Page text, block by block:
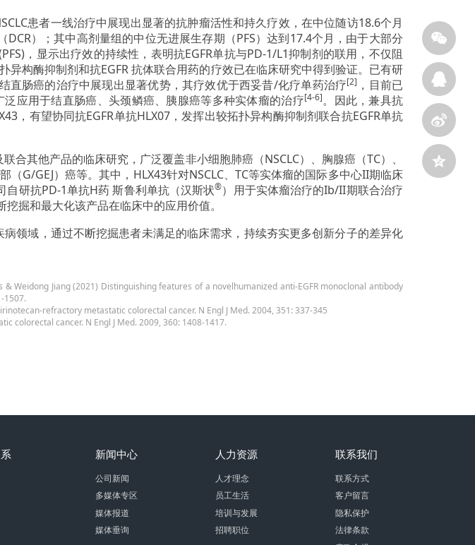
患者一线治疗中展现出显著的抗肿瘤活性和持久疗效，在中位随访18.6个月
）；其中高剂量组的中位无进展生存期（PFS）达到17.4个月，由于大部分
，显示出疗效的持续性，表明抗EGFR单抗与PD-1/L1抑制剂的联用，不仅阻
构酶抑制剂和抗EGFR 抗体联合用药的疗效已在临床研究中得到验证。已有研
直肠癌的治疗中展现出显著优势，其疗效优于西妥昔/化疗单药治疗[2] ，目前已
泛应用于结直肠癌、头颈鳞癌、胰腺癌等多种实体瘤的治疗[4-6]。因此，兼具抗
，有望协同抗EGFR单抗HLX07，发挥出较拓扑异构酶抑制剂联合抗EGFR单抗
其他产品的临床研究，广泛覆盖非小细胞肺癌（NSCLC）、胸腺癌（TC）、
G/GEJ）癌等。其中，HLX43针对NSCLC、TC等实体瘤的国际多中心II期临床
自研抗PD-1单抗H药 斯鲁利单抗（汉斯状®）用于实体瘤治疗的Ib/II期联合治疗
掘和最大化该产品在临床中的应用价值。
领域，通过不断挖掘患者未满足的临床需求，持续夯实更多创新分子的差异化
Weidong Jiang (2021) Distinguishing features of a novelhumanized anti-EGFR monoclonal antibody
1507.
refractory metastatic colorectal cancer. N Engl J Med. 2004, 351: 337-345
colorectal cancer. N Engl J Med. 2009, 360: 1408-1417.
新闻中心
公司新闻
多媒体专区
媒体报道
媒体垂询
人力资源
人才理念
员工生活
培训与发展
招聘职位
联系我们
联系方式
客户留言
隐私保护
法律条款